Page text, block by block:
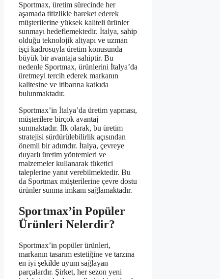
Sportmax, üretim sürecinde her
aşamada titizlikle hareket ederek
müşterilerine yüksek kaliteli ürünler
sunmayı hedeflemektedir. İtalya, sahip
olduğu teknolojik altyapı ve uzman
işçi kadrosuyla üretim konusunda
büyük bir avantaja sahiptir. Bu
nedenle Sportmax, ürünlerini İtalya’da
üretmeyi tercih ederek markanın
kalitesine ve itibarına katkıda
bulunmaktadır.
Sportmax’in İtalya’da üretim yapması,
müşterilere birçok avantaj
sunmaktadır. İlk olarak, bu üretim
stratejisi sürdürülebilirlik açısından
önemli bir adımdır. İtalya, çevreye
duyarlı üretim yöntemleri ve
malzemeler kullanarak tüketici
taleplerine yanıt verebilmektedir. Bu
da Sportmax müşterilerine çevre dostu
ürünler sunma imkanı sağlamaktadır.
Sportmax’in Popüler
Ürünleri Nelerdir?
Sportmax’in popüler ürünleri,
markanın tasarım estetiğine ve tarzına
en iyi şekilde uyum sağlayan
parçalardır. Şirket, her sezon yeni